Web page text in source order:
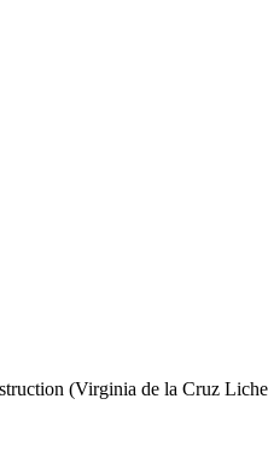
(Virginia de la Cruz